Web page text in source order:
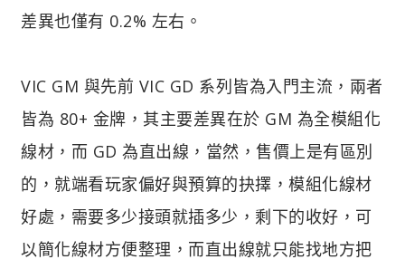
差異也僅有 0.2% 左右。
VIC GM 與先前 VIC GD 系列皆為入門主流，兩者
皆為 80+ 金牌，其主要差異在於 GM 為全模組化
線材，而 GD 為直出線，當然，售價上是有區別
的，就端看玩家偏好與預算的抉擇，模組化線材
好處，需要多少接頭就插多少，剩下的收好，可
以簡化線材方便整理，而直出線就只能找地方把